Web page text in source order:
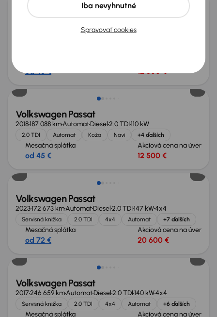
Volkswagen Passat
AutomatDiesel2.0 TDI90 kW
od 45 € 12 500 €
Volkswagen Passat
2018187 088 kmAutomatDiesel2.0 TDI110 kW
2.0 TDI Automat Koža Navi +4 ďalších
Mesačná splátka
od 45 €
Akciová cena na úver
12 500 €
Volkswagen Passat
2023172 673 kmAutomatDiesel2.0 TDI147 kW4x4
Servisná knižka 2.0 TDI 4x4 Automat +7 ďalších
Mesačná splátka
od 72 €
Akciová cena na úver
20 600 €
Zlacnené o 1 000 €
Volkswagen Passat
2017246 659 kmAutomatDiesel2.0 TDI140 kW4x4
Servisná knižka 2.0 TDI 4x4 Automat +6 ďalších
Mesačná splátka Akciová cena na úver
Spravovať cookies
Iba nevyhnutné